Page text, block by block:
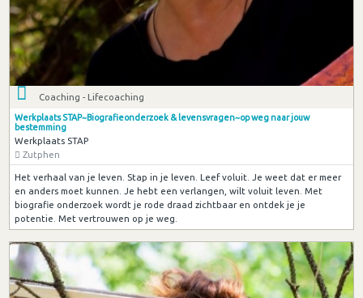
Coaching - Lifecoaching
Werkplaats STAP~Biografieonderzoek & levensvragen~op weg naar jouw
bestemming
Werkplaats STAP
Zutphen
Het verhaal van je leven. Stap in je leven. Leef voluit. Je weet dat er meer
en anders moet kunnen. Je hebt een verlangen, wilt voluit leven. Met
biografie onderzoek wordt je rode draad zichtbaar en ontdek je je
potentie. Met vertrouwen op je weg.